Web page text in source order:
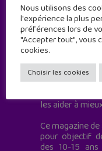
Geek Junior est
à destination
Geek Junior,
les aider à
Ce magazine
pour objectif
des 10-15
Nous utilisons des
l'expérience la plus
préférences lors de
"Accepter tout", vous
cookies.
Choisir les cookies